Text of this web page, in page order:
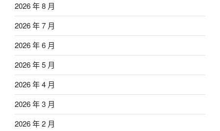
2026 年 8 月
2026 年 7 月
2026 年 6 月
2026 年 5 月
2026 年 4 月
2026 年 3 月
2026 年 2 月